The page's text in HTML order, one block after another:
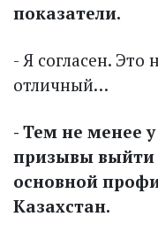
показатели.
- Я согласен. Это
отличный…
- Тем не менее
призывы выйти
основной
Казахстан.